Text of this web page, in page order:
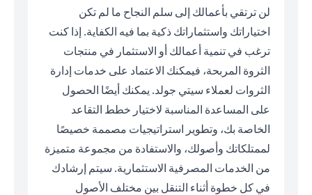
لن ترتقي بأعمالك إلى سلم النجاح ما لم تكن
اختياراتك واستثماراتك ذكية بما فيه الكفاية. إذا كنت
ترغب في تنمية أعمالك أو الاستثمار في منتجات
الثروة المربحة، فيمكنك الاعتماد على خدمات إدارة
الثروات لعملاء سيتي جولد. يمكنك أيضًا الحصول
على المساعدة المناسبة لاختيار خطط التقاعد
الخاصة بك، وتطوير استراتيجيات مصممة خصيصًا
لممتلكاتك وأصولك، والاستفادة من مجموعة متميزة
من الخدمات المصرفية الاستثمارية. سيتم إرشادك
في كل خطوة أثناء التنقل بين مختلف الأصول